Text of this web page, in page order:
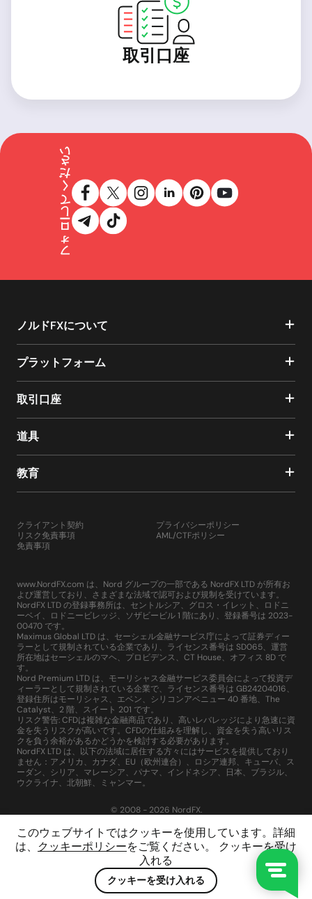
取引口座
このウェブサイトではクッキーを使用しています。詳細
は、 クッキーポリシーをご覧ください。 クッキーを受け
入れる
クッキーを受け入れる
フォローしてください
ノルドFXについて
プラットフォーム
取引口座
道具
教育
クライアント契約
リスク免責事項
免責事項
プライバシーポリシー
AML/CTFポリシー
www.NordFX.com は、Nord グループの一部である NordFX LTD が所有お
よび運営しており、さまざまな法域で認可および規制を受けています。
NordFX LTD の登録事務所は、セントルシア、グロス・イレット、ロドニ
ーベイ、ロドニービレッジ、ソザビービル 1 階にあり、登録番号は 2023-
00470 です。
Maximus Global LTD は、セーシェル金融サービス庁によって証券ディー
ラーとして規制されている企業であり、ライセンス番号は SD065、運営
所在地はセーシェルのマヘ、プロビデンス、CT House、オフィス 8D で
す。
Nord Premium LTD は、モーリシャス金融サービス委員会によって投資デ
ィーラーとして規制されている企業で、ライセンス番号は GB24204016、
登録住所はモーリシャス、エベン、シリコンアベニュー 40 番地、The
Catalyst、2 階、スイート 201 です。
リスク警告: CFDは複雑な金融商品であり、高いレバレッジにより急速に資
金を失うリスクが高いです。CFDの仕組みを理解し、資金を失う高いリス
クを負う余裕があるかどうかを検討する必要があります。
NordFX LTD は、以下の法域に居住する方々にはサービスを提供しており
ません：アメリカ、カナダ、EU（欧州連合）、ロシア連邦、キューバ、ス
ーダン、シリア、マレーシア、パナマ、インドネシア、日本、ブラジル、
ウクライナ、北朝鮮、ミャンマー。
© 2008 - 2026 NordFX.